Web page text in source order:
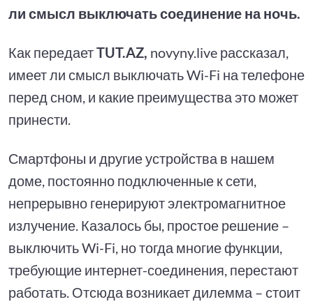
ли смысл выключать соединение на ночь.
Как передаетTUT.AZ, novyny.live рассказал,
имеет ли смысл выключать Wi-Fi на телефоне
перед сном, и какие преимущества это может
принести.
Смартфоны и другие устройства в нашем
доме, постоянно подключенные к сети,
непрерывно генерируют электромагнитное
излучение. Казалось бы, простое решение –
выключить Wi-Fi, но тогда многие функции,
требующие интернет-соединения, перестают
работать. Отсюда возникает дилемма – стоит